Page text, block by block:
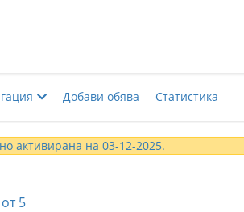
Добави обява Статистика
активирана на 03-12-2025.
5